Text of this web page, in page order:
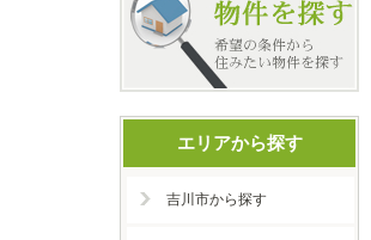
エリアから探す
吉川市から探す